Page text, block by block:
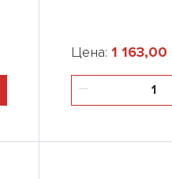
Цена: 1 163,00